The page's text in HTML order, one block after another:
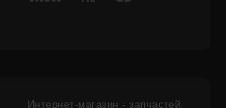
Интернет-магазин - запчастей